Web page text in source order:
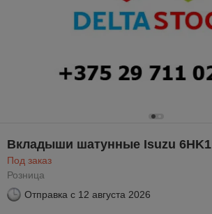
Вкладыши шатунные Isuzu 6HK1
Под заказ
Розница
Отправка с 12 августа 2026